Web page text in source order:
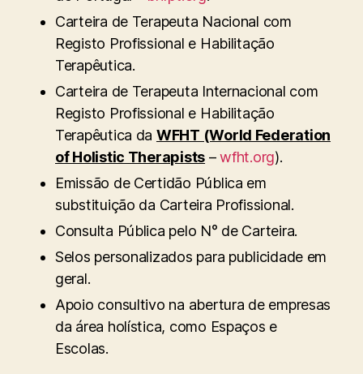
Carteira de Terapeuta Nacional com
Registo Profissional e Habilitação
Terapêutica.
Carteira de Terapeuta Internacional com
Registo Profissional e Habilitação
Terapêutica da WFHT (World Federation
of Holistic Therapists –wfht.org).
Emissão de Certidão Pública em
substituição da Carteira Profissional.
Consulta Pública pelo N° de Carteira.
Selos personalizados para publicidade em
geral.
Apoio consultivo na abertura de empresas
da área holística, como Espaços e
Escolas.